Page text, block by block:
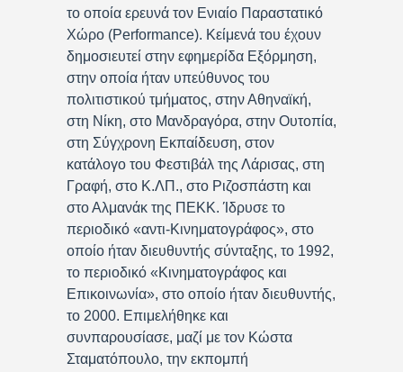
το οποία ερευνά τον Ενιαίο Παραστατικό
Χώρο (Performance). Κείμενά του έχουν
δημοσιευτεί στην εφημερίδα Εξόρμηση,
στην οποία ήταν υπεύθυνος του
πολιτιστικού τμήματος, στην Αθηναϊκή,
στη Νίκη, στο Μανδραγόρα, στην Ουτοπία,
στη Σύγχρονη Εκπαίδευση, στον
κατάλογο του Φεστιβάλ της Λάρισας, στη
Γραφή, στο Κ.ΛΠ., στο Ριζοσπάστη και
στο Αλμανάκ της ΠΕΚΚ. Ίδρυσε το
περιοδικό «αντι-Κινηματογράφος», στο
οποίο ήταν διευθυντής σύνταξης, το 1992,
το περιοδικό «Κινηματογράφος και
Επικοινωνία», στο οποίο ήταν διευθυντής,
το 2000. Επιμελήθηκε και
συνπαρουσίασε, μαζί με τον Κώστα
Σταματόπουλο, την εκπομπή